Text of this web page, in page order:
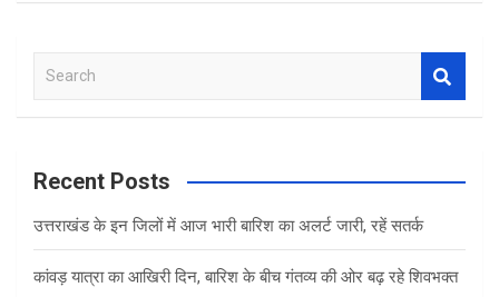
a
c
Recent Posts
उत्तराखंड के इन जिलों में आज भारी बारिश का अलर्ट जारी, रहें सतर्क
कांवड़ यात्रा का आखिरी दिन, बारिश के बीच गंतव्य की ओर बढ़ रहे शिवभक्त